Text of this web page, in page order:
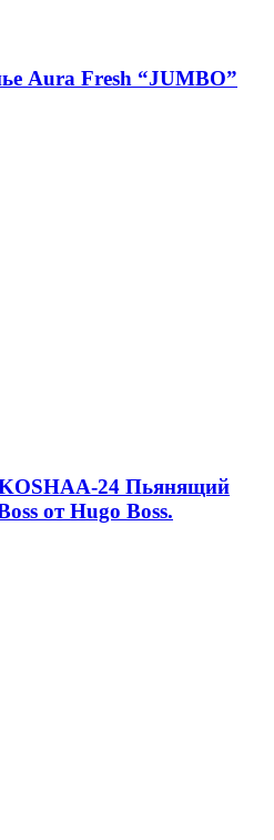
Aura Fresh “JUMBO”
24 Пьянящий
от Hugo Boss.